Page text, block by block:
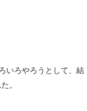
いろやろうとして、結
。